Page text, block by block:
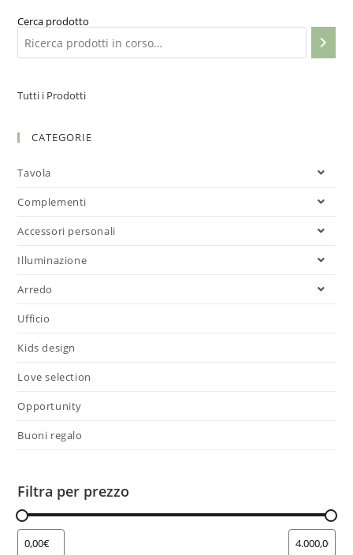
Cerca prodotto
Tutti i Prodotti
CATEGORIE
Tavola
Complementi
Accessori personali
Illuminazione
Arredo
Ufficio
Kids design
Love selection
Opportunity
Buoni regalo
Filtra per prezzo